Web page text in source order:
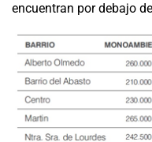
encuentran por debajo